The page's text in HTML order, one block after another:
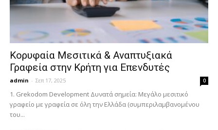
Κορυφαία Μεσιτικά & Αναπτυξιακά
Γραφεία στην Κρήτη για Επενδυτές
admin - Σεπ 17, 2025 0
1. Grekodom Development Δυνατά σημεία: Μεγάλο μεσιτικό
γραφείο με γραφεία σε όλη την Ελλάδα (συμπεριλαμβανομένου
του...